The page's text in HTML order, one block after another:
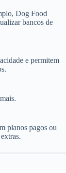
Dog Food
bancos de
e permitem
planos pagos ou